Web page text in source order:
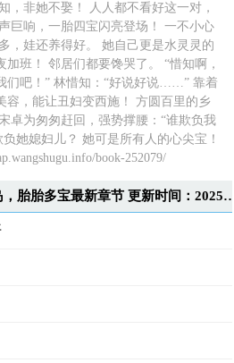
，非她不娶！ 人人都不看好这一对，
巨响，一胎四宝闪亮登场！ 一不小心
，娃还养得好。 她自己更是水灵灵的
班！ 邻居们都要馋哭了。 “惜知啊，
们吧！” 林惜知：“好说好说……” 靠着
容，能让丑妇变西施！ 方圆百里的乡
卓为匆匆赶回，强势撑腰：“谁欺负我
她媳妇儿？ 她可是所有人的心尖宝！
book-252079/
七零：绝嗣大小姐流落海岛，胎胎多宝最新章节